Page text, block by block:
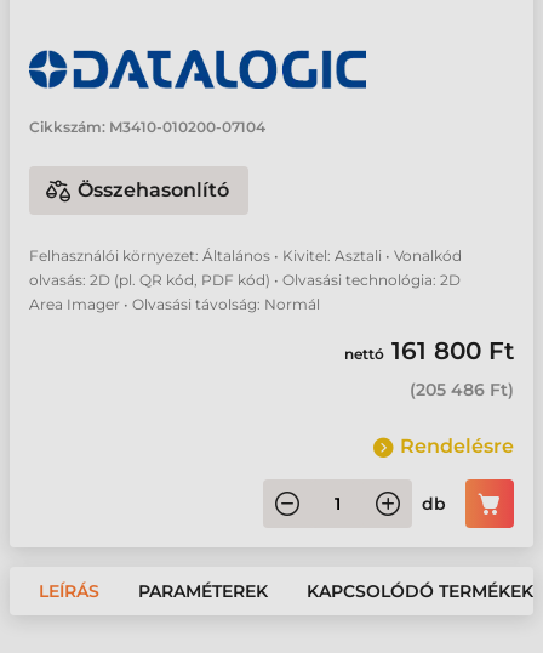
Cikkszám: M3410-010200-07104
Összehasonlító
Felhasználói környezet: Általános • Kivitel: Asztali • Vonalkód
olvasás: 2D (pl. QR kód, PDF kód) • Olvasási technológia: 2D
Area Imager • Olvasási távolság: Normál
nettó 161 800 Ft
(205 486 Ft)
Rendelésre
db
LEÍRÁS PARAMÉTEREK KAPCSOLÓDÓ TERMÉKEK